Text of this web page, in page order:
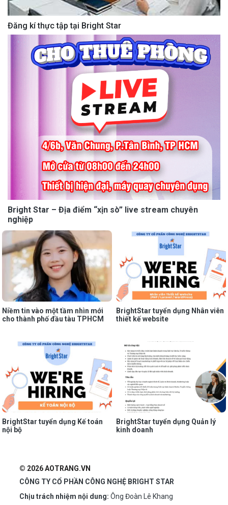
Đăng kí thực tập tại Bright Star
Bright Star – Địa điểm “xịn sò” live stream chuyên
nghiệp
Niềm tin vào một tầm nhìn mới
cho thành phố đầu tàu TPHCM
BrightStar tuyển dụng Nhân viên
thiết kế website
BrightStar tuyển dụng Kế toán
nội bộ
BrightStar tuyển dụng Quản lý
kinh doanh
© 2026 AOTRANG.VN
CÔNG TY CỔ PHẦN CÔNG NGHỆ BRIGHT STAR
Chịu trách nhiệm nội dung: Ông Đoàn Lê Khang